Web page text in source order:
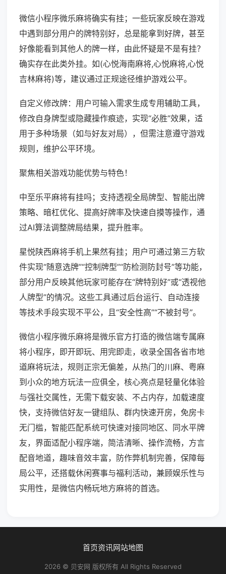
微信小程序微乐麻将确实有挂；一些玩家反映在游戏
中遇到部分用户的牌特别好，总是能拿到好牌，甚至
好像能看到其他人的牌一样，由此怀疑是不是有挂？
确实存在此类外挂。如(心悦海南麻将,心悦麻将,心悦
吉林麻将)等，建议通过正规途径维护游戏公平。
自定义修改牌：用户可输入需求生成专用辅助工具，
修改自身牌型或隐藏操作痕迹，实现“必胜”效果，适
用于多种场景（如与好友对局），但需注意遵守游戏
规则，维护公平环境。
聚焦相关游戏功能优势与特色！
中至乐平麻将有挂吗；支持透视全局牌型、智能出牌
策略、暗杠优化、提高好牌率及快速自摸等操作，通
过AI算法调整牌局结果，提升胜率。
星悦陕西麻将手机上果然有挂；用户可通过第三方软
件实现“随意选牌”“控制牌型”“防检测防封号”等功能，
部分用户反映其他玩家可能存在“牌特别好”或“透视他
人牌型”的情况。这些工具通过后台运行、自动连接
等技术手段实现不平公，且“安全性高”“不被封号”。
微信小程序微乐麻将是微乐官方打造的微信端专属麻
将小程序，即开即玩、用完即走，收录全国各省市地
道麻将玩法，规则正宗无偏差，从热门的川麻、粤麻
到小众的地方玩法一应俱全，核心亮点是轻量化体验
与强社交属性，无需下载安装、不占内存，加载速度
快，支持微信好友一键组队、群内快速开房，免房卡
无门槛，智能匹配系统可快速对接同地区、同水平牌
友，界面适配小程序端，简洁清晰、操作流畅，方言
配音地道，趣味音效丰富，防作弊机制完善，保障每
局公平，还搭载休闲赛事与福利活动，兼顾娱乐性与
实用性，是微信内畅玩地方麻将的首选。
首页资讯网站地图
2026 © 贝安网 版权所有 All Rights Reserved